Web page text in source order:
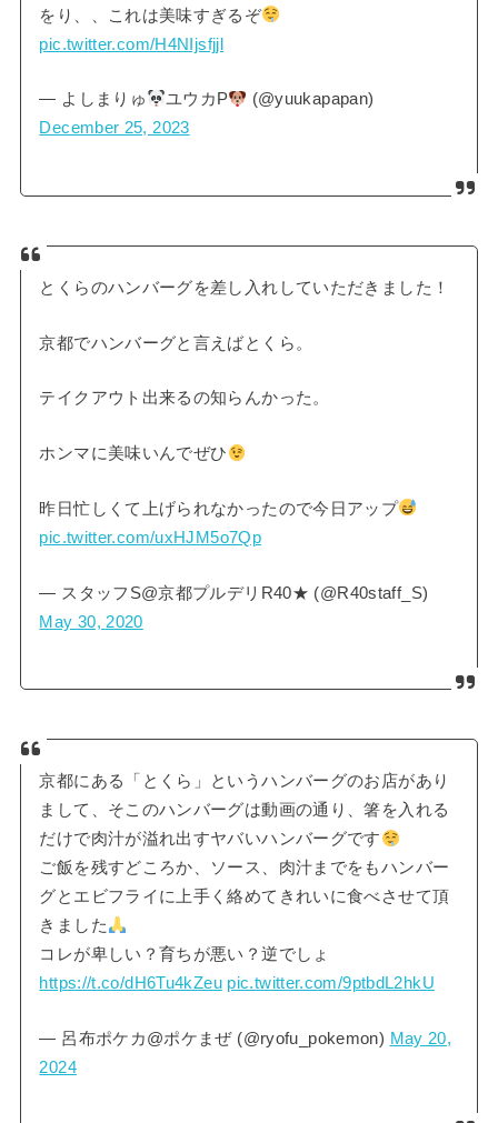
をり、、これは美味すぎるぞ
pic.twitter.com/H4NIjsfjjl
— よしまりゅ ユウカP
(@yuukapapan)
December 25, 2023
とくらのハンバーグを差し入れしていただきました！
京都でハンバーグと言えばとくら。
テイクアウト出来るの知らんかった。
ホンマに美味いんでぜひ
昨日忙しくて上げられなかったので今日アップ
pic.twitter.com/uxHJM5o7Qp
— スタッフS@京都プルデリR40★ (@R40staff_S)
May 30, 2020
京都にある「とくら」というハンバーグのお店があり
まして、そこのハンバーグは動画の通り、箸を入れる
だけで肉汁が溢れ出すヤバいハンバーグです
ご飯を残すどころか、ソース、肉汁までをもハンバー
グとエビフライに上手く絡めてきれいに食べさせて頂
きました
コレが卑しい？育ちが悪い？逆でしょ
https://t.co/dH6Tu4kZeu pic.twitter.com/9ptbdL2hkU
— 呂布ポケカ@ポケまぜ (@ryofu_pokemon) May 20,
2024